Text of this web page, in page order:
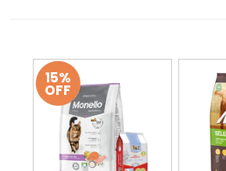
15%
OFF